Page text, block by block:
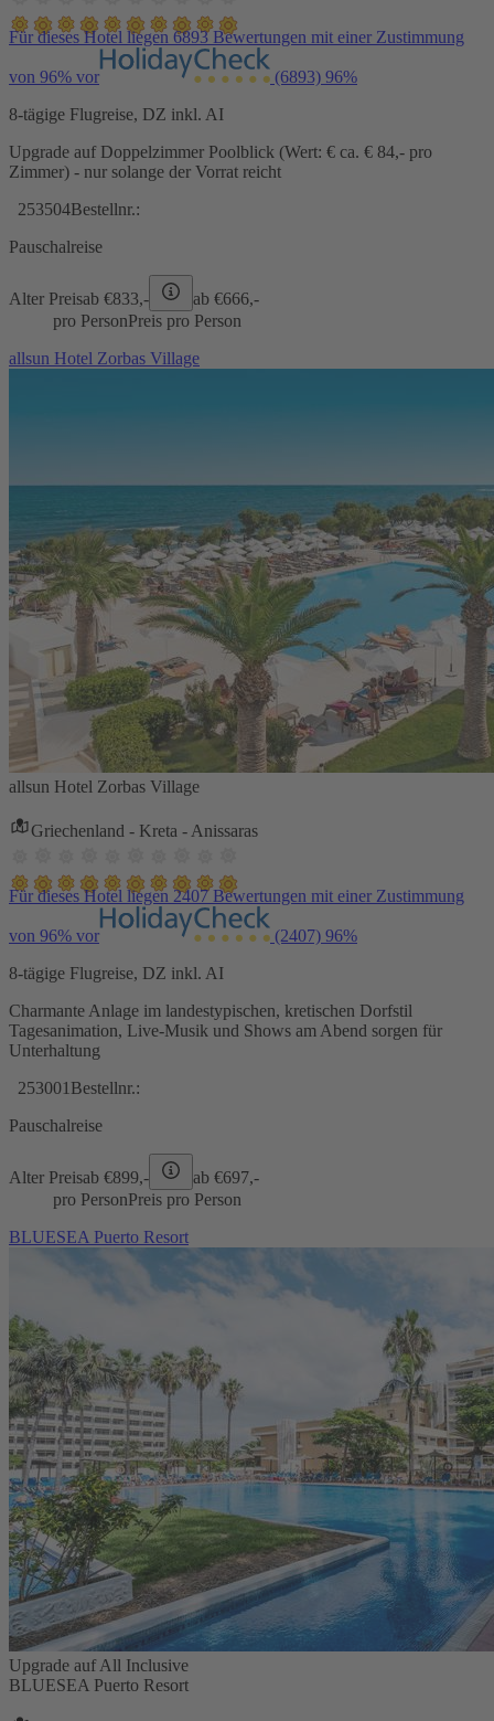
Für dieses Hotel liegen 6893 Bewertungen mit einer Zustimmung
von 96% vor (6893) 96%
8-tägige Flugreise, DZ inkl. AI
Upgrade auf Doppelzimmer Poolblick (Wert: € ca. € 84,- pro
Zimmer) - nur solange der Vorrat reicht
253504Bestellnr.:
Pauschalreise
Alter Preisab €833,- ab €666,-
pro PersonPreis pro Person
allsun Hotel Zorbas Village
allsun Hotel Zorbas Village
Griechenland - Kreta - Anissaras
Für dieses Hotel liegen 2407 Bewertungen mit einer Zustimmung
von 96% vor (2407) 96%
8-tägige Flugreise, DZ inkl. AI
Charmante Anlage im landestypischen, kretischen Dorfstil
Tagesanimation, Live-Musik und Shows am Abend sorgen für
Unterhaltung
253001 Bestellnr.:
Pauschalreise
Alter Preisab €899,- ab €697,-
pro PersonPreis pro Person
BLUESEA Puerto Resort
Upgrade auf All Inclusive
BLUESEA Puerto Resort